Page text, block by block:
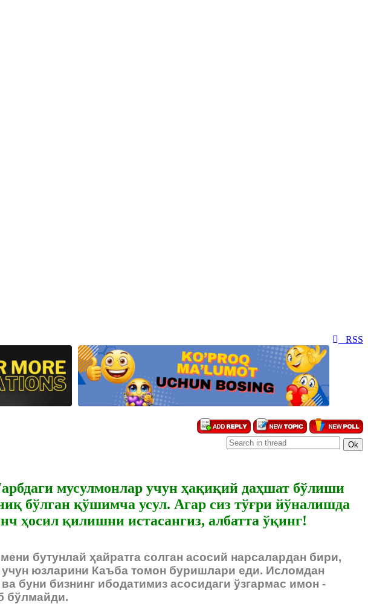
RSS
мусулмонлар учун ҳақиқий даҳшат бўлиши
бўлган қўшимча усул. Агар сиз тўғри йўналишда
ҳосил қилишни истасангиз, албатта ўқинг!
бутунлай ҳайратга солган асосий нарсалардан бири,
юзларини Каъба томон буришлари еди. Исломдан
буни бизнинг ибодатимиз асосидаги ўзгармас имон -
бўлмайди.